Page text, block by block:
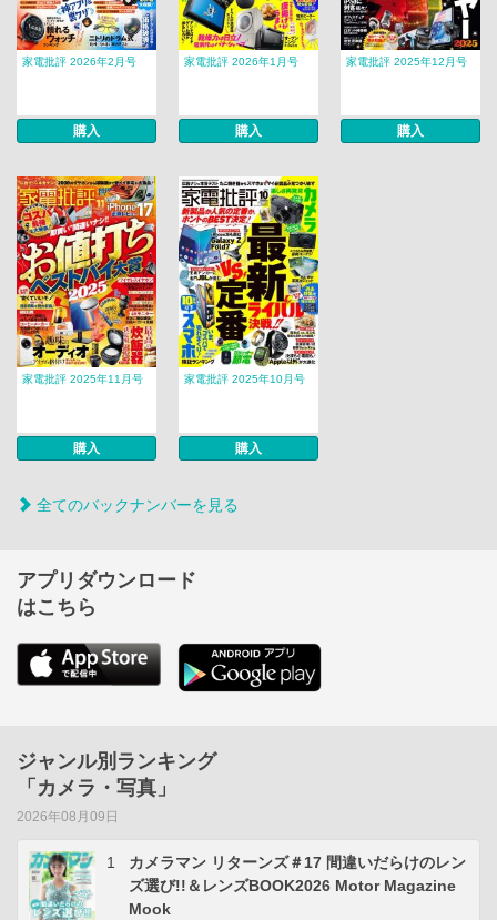
家電批評 2026年2月号
購入
家電批評 2026年1月号
購入
家電批評 2025年12月号
購入
家電批評 2025年11月号
購入
家電批評 2025年10月号
購入
全てのバックナンバーを見る
アプリダウンロード
はこちら
ジャンル別ランキング
「カメラ・写真」
2026年08月09日
1
カメラマン リターンズ＃17 間違いだらけのレン
ズ選び!!＆レンズBOOK2026 Motor Magazine
Mook